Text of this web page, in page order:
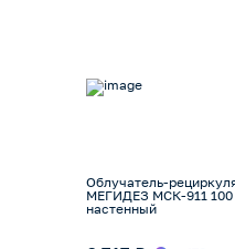
Облучатель-
МЕГИДЕЗ МСК-911
настенный